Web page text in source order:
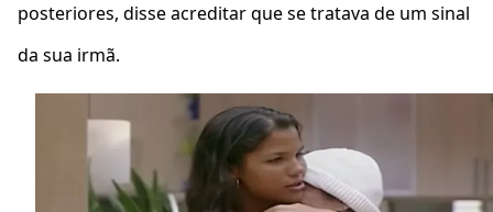
posteriores, disse acreditar que se tratava de um sinal
da sua irmã.